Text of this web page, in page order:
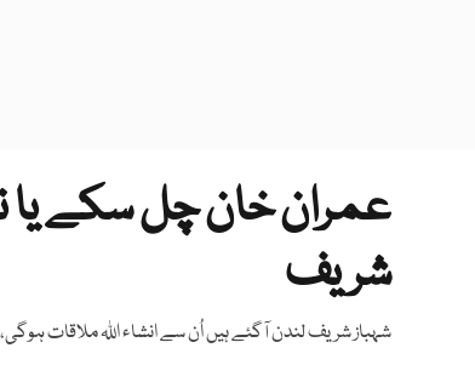
عمران خان چل سکے
شریف
شہباز شریف لندن آگئے ہیں اُن سے انشاء اللہ ملاقات